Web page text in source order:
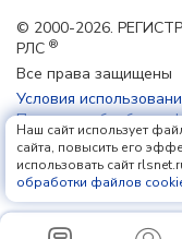
© 2000-2026.
РЛС ®
Все права защищены
Условия
Политика обработки
Наш сайт использует
сайта, повысить его
использовать сайт
обработки файлов